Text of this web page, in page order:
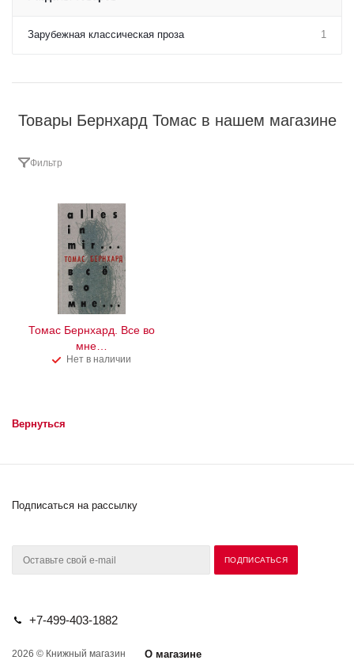
Зарубежная классическая проза 1
Товары Бернхард Томас в нашем магазине
Фильтр
Томас Бернхард. Все во
мне…
Нет в наличии
Вернуться
Подписаться на рассылку
+7-499-403-1882
2026 © Книжный магазин
О магазине